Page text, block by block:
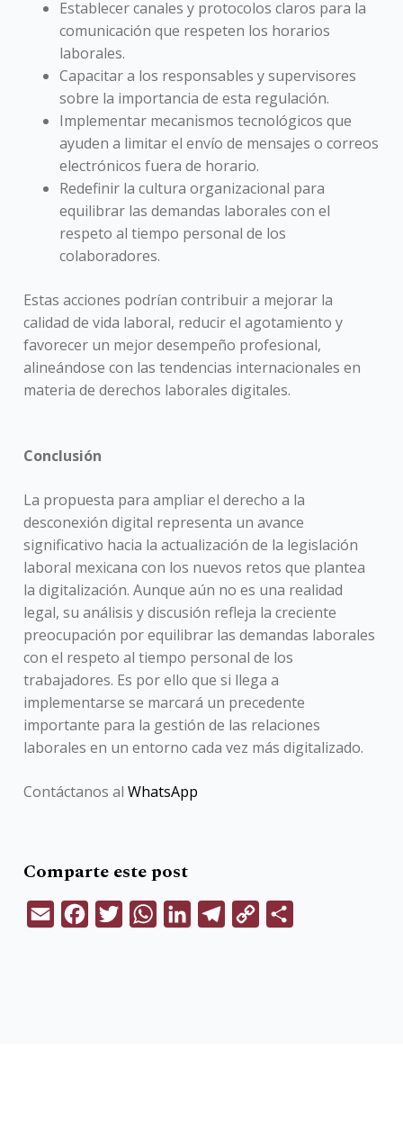
Establecer canales y protocolos claros para la
comunicación que respeten los horarios
laborales.
Capacitar a los responsables y supervisores
sobre la importancia de esta regulación.
Implementar mecanismos tecnológicos que
ayuden a limitar el envío de mensajes o correos
electrónicos fuera de horario.
Redefinir la cultura organizacional para
equilibrar las demandas laborales con el
respeto al tiempo personal de los
colaboradores.
Estas acciones podrían contribuir a mejorar la
calidad de vida laboral, reducir el agotamiento y
favorecer un mejor desempeño profesional,
alineándose con las tendencias internacionales en
materia de derechos laborales digitales.
Conclusión
La propuesta para ampliar el derecho a la
desconexión digital representa un avance
significativo hacia la actualización de la legislación
laboral mexicana con los nuevos retos que plantea
la digitalización. Aunque aún no es una realidad
legal, su análisis y discusión refleja la creciente
preocupación por equilibrar las demandas laborales
con el respeto al tiempo personal de los
trabajadores. Es por ello que si llega a
implementarse se marcará un precedente
importante para la gestión de las relaciones
laborales en un entorno cada vez más digitalizado.
Contáctanos al WhatsApp
Comparte este post
Email FacebookTwitterWhatsAppLinkedInTelegram
Copy